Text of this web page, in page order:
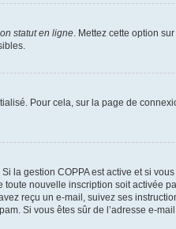
statut en ligne. Mettez cette option sur
Pour cela, sur la page de
la gestion COPPA est active et si
nouvelle inscription soit activée
reçu un e-mail, suivez ses
Si vous êtes sûr de l’adresse e-